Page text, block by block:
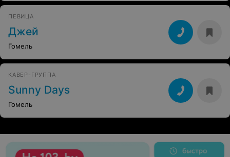
ПЕВИЦА
Джей
Гомель
КАВЕР-ГРУППА
Sunny Days
Гомель